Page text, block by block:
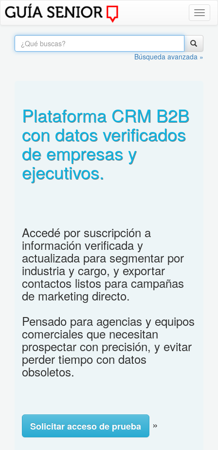
Búsqueda avanzada »
Plataforma CRM B2B
con datos verificados
de empresas y
ejecutivos.
Accedé por suscripción a
información verificada y
actualizada para segmentar por
industria y cargo, y exportar
contactos listos para campañas
de marketing directo.
Pensado para agencias y equipos
comerciales que necesitan
prospectar con precisión, y evitar
perder tiempo con datos
obsoletos.
Solicitar acceso de prueba »